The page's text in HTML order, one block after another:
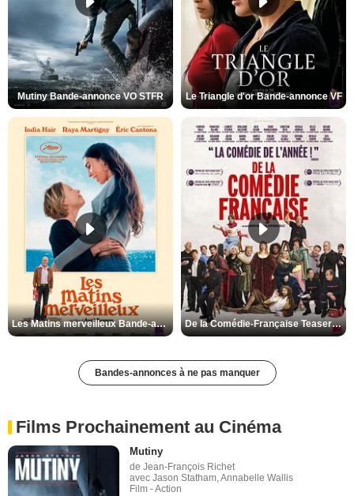
Mutiny Bande-annonce VO STFR Le Triangle d'or Bande-annonce VF
Les Matins merveilleux Bande-annonce VF De la Comédie-Française Teaser VF
Bandes-annonces à ne pas manquer
Films Prochainement au Cinéma
Mutiny
de Jean-François Richet
avec Jason Statham, Annabelle Wallis
Film - Action